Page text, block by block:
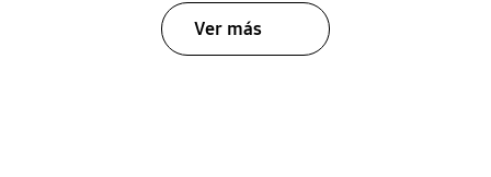
Ver más